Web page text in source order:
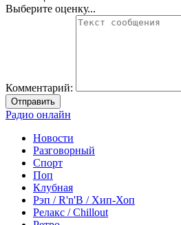
Выберите оценку...
Комментарий:
Отправить
Радио онлайн
Новости
Разговорный
Спорт
Поп
Клубная
Рэп / R'n'B / Хип-Хоп
Релакс / Chillout